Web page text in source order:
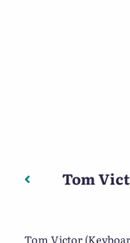
Vorheriger:
Tom
Tom Victor